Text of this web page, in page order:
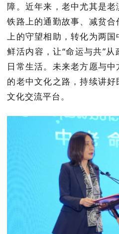
障。近年来，老中尤其是
铁路上的通勤故事、减贫
上的守望相助，转化为两
鲜活内容，让“命运与共”
日常生活。未来老方愿与
的老中文化之路，持续讲
文化交流平台。